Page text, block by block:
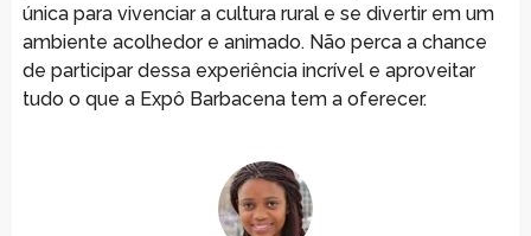
única para vivenciar a cultura rural e se divertir em um
ambiente acolhedor e animado. Não perca a chance
de participar dessa experiência incrível e aproveitar
tudo o que a Expô Barbacena tem a oferecer.